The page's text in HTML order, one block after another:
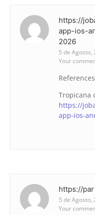
https://
app-ios-
2026
5 de Agosto,
Your
Tropicana
https://
app-ios-
https://
5 de Agosto,
Your